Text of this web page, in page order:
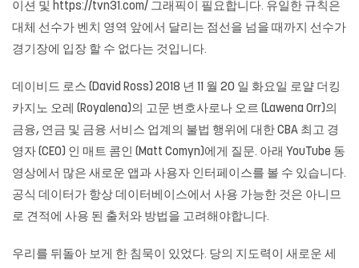
이션 및 https://tvn31.com/ 그래픽이 필요합니다. 유일한 규칙은
대체 선수가 벤치 영역 앞에서 달리는 점선을 넘을 때까지 선수가
경기장에 입장 할 수 없다는 것입니다.
데이비드 로스 (David Ross) 2018 년 11 월 20 일 화요일 로얄 더킹
카지노 오레 (Royalena)의 고문 변호사로나 오르 (Lawena Orr)의
금융, 연금 및 금융 서비스 업계의 불법 행위에 대한 CBA 최고 경
영자 (CEO) 인 매트 콤인 (Matt Comyn)에게 질문. 아래 YouTube 동
영상에서 많은 새로운 앱과 사용자 인터페이스를 볼 수 있습니다.
공식 데이터가 항상 데이터베이스에서 사용 가능한 것은 아니므
로 견적에 사용 된 출처와 방법을 고려해야합니다.
우리를 뒤돌아 보게 한 침묵이 있었다. 당의 지도력이 새로운 세